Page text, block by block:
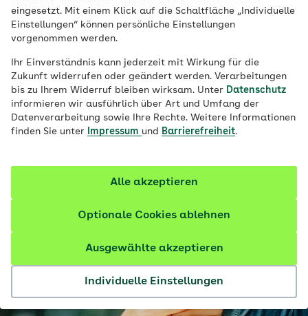
eingesetzt. Mit einem Klick auf die Schaltfläche „Individuelle
Einstellungen“ können persönliche Einstellungen
vorgenommen werden.
Ihr Einverständnis kann jederzeit mit Wirkung für die
Zukunft widerrufen oder geändert werden. Verarbeitungen
bis zu Ihrem Widerruf bleiben wirksam. Unter Datenschutz
informieren wir ausführlich über Art und Umfang der
Datenverarbeitung sowie Ihre Rechte. Weitere Informationen
finden Sie unter
Impressum und Barrierefreiheit.
Individuelle Einstellungen
Ausgewählte akzeptieren
Optionale Cookies ablehnen
Alle akzeptieren
Ursachen, die hinter den Symptomen
stecken können. Etwa eine
Schleimbeutelentzündung,
Kalkablagerungen oder eine zu schwache
Muskulatur. Lesen Sie hier, mit welchen
Übungen Sie effektiv gegen den Schmerz
vorgehen können und wann Sie einen Arzt
aufsuchen sollten.